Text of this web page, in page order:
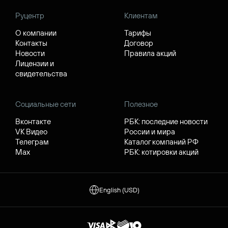
Руцентр
О компании
Контакты
Новости
Лицензии и
свидетельства
Клиентам
Тарифы
Договор
Правила акций
Социальные сети
Вконтакте
VK Видео
Телеграм
Max
Полезное
РБК: последние новости
России и мира
Каталог компаний РФ
РБК: котировки акций
English (USD)